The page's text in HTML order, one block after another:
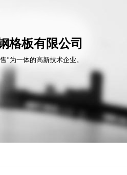
格板有限公司
”为一体的高新技术企业。